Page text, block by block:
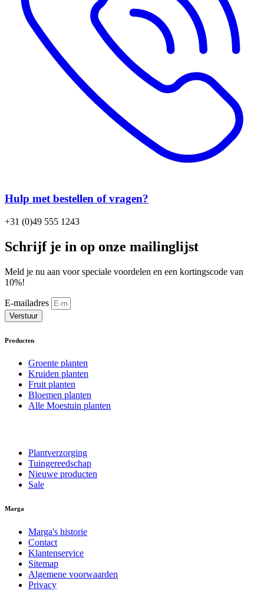
Hulp met bestellen of vragen?
+31 (0)49 555 1243
Schrijf je in op onze mailinglijst
Meld je nu aan voor speciale voordelen en een kortingscode van
10%!
E-mailadres
Verstuur
Producten
Groente planten
Kruiden planten
Fruit planten
Bloemen planten
Alle Moestuin planten
Plantverzorging
Tuingereedschap
Nieuwe producten
Sale
Marga
Marga's historie
Contact
Klantenservice
Sitemap
Algemene voorwaarden
Privacy